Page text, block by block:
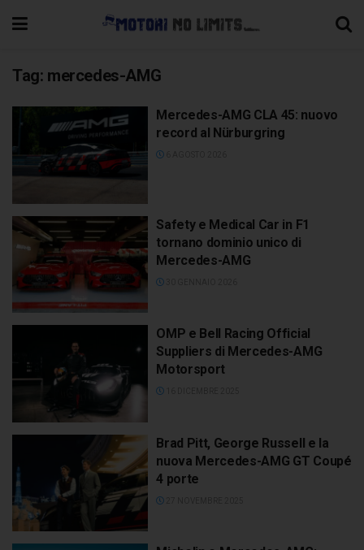
Tag: mercedes-AMG
Mercedes-AMG CLA 45: nuovo
record al Nürburgring
Safety e Medical Car in F1
tornano dominio unico di
Mercedes-AMG
OMP e Bell Racing Official
Suppliers di Mercedes-AMG
Motorsport
Brad Pitt, George Russell e la
nuova Mercedes-AMG GT Coupé
4 porte